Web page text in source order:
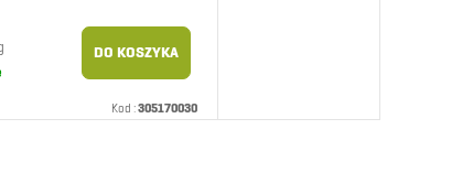
DO KOSZYKA
Kod :305170030